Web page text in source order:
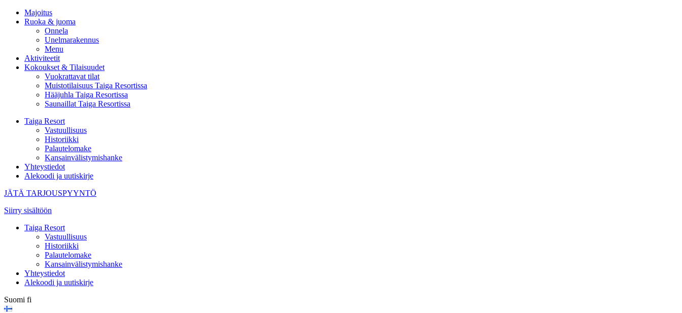
Majoitus
Ruoka & juoma
Onnela
Unelmarakennus
Menu
Aktiviteetit
Kokoukset & Tilaisuudet
Vuokrattavat tilat
Muistotilaisuus Taiga Resortissa
Hääjuhla Taiga Resortissa
Saunaillat Taiga Resortissa
Taiga Resort
Vastuullisuus
Historiikki
Palautelomake
Kansainvälistymishanke
Yhteystiedot
Alekoodi ja uutiskirje
JÄTÄ TARJOUSPYYNTÖ
Siirry sisältöön
Taiga Resort
Vastuullisuus
Historiikki
Palautelomake
Kansainvälistymishanke
Yhteystiedot
Alekoodi ja uutiskirje
Suomi fi